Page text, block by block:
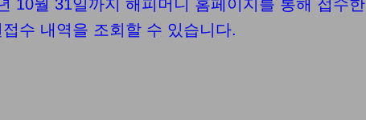
10월 31일까지 해피머니 홈페이지를 통해 접수한
수 내역을 조회할 수 있습니다.